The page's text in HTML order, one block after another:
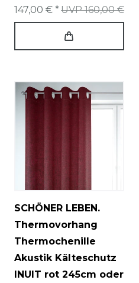
UVP 160,00 €
147,00 € *
SCHÖNER LEBEN.
Thermovorhang
Thermochenille
Akustik Kälteschutz
INUIT rot 245cm oder